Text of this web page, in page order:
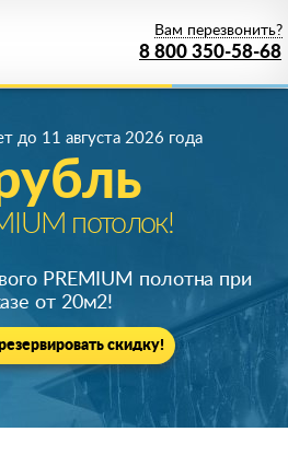
8 800 350-58-68
Вам перезвонить?
потолок!
до 11 августа 2026 года
PREMIUM полотна при
от 20м2!
скидку!